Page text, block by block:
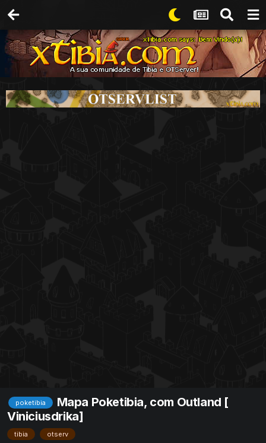
poketibia
Mapa Poketibia, com Outland [
Viniciusdrika]
tibia otserv